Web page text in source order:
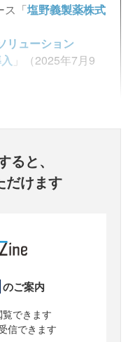
ス「塩野義製薬株式
リューション
」（2025年7月9
ると、
だけます
のご案内
覧できます
信できます